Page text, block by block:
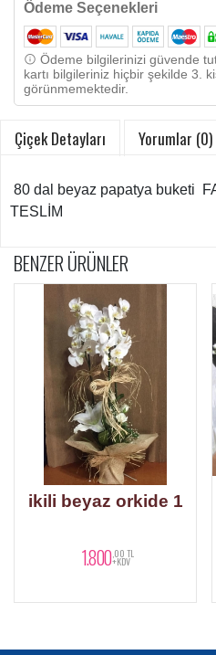
Ödeme Seçenekleri
Ödeme bilgilerinizi güvende
kartı bilgileriniz hiçbir şekilde 3.
görünmemektedir.
Çiçek Detayları Yorumlar (0)
80 dal beyaz papatya buketi
TESLİM
BENZER ÜRÜNLER
orkide 1 13